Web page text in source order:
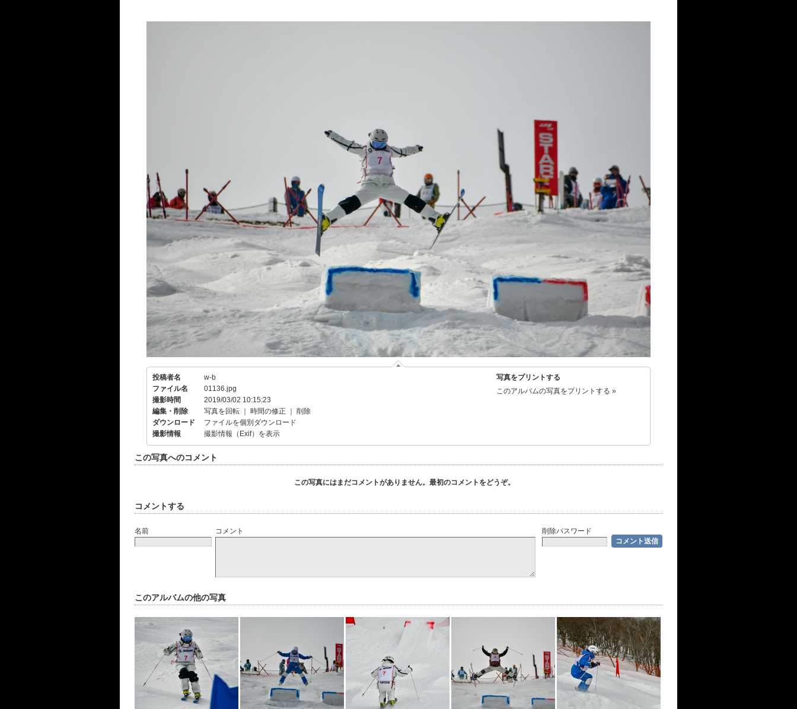
投稿者名
w-b
ファイル名
01136.jpg
撮影時間
2019/03/02 10:15:23
編集・削除
写真を回転 時間の修正
削除
ダウンロード
ファイルを個別ダウンロード
撮影情報
撮影情報（Exif）を表示
写真をプリントする
このアルバムの写真をプリントする »
この写真へのコメント
この写真にはまだコメントがありません。最初のコメントをどうぞ。
コメントする
名前 コメント 削除パスワード
このアルバムの他の写真